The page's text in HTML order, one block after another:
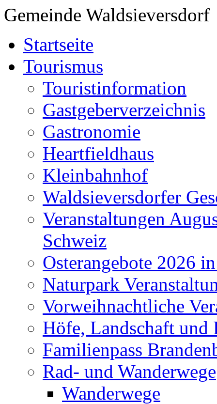
Gemeinde Waldsieversdorf
Startseite
Tourismus
Touristinformation
Gastgeberverzeichnis
Gastronomie
Heartfieldhaus
Kleinbahnhof
Waldsieversdorfer
Veranstaltungen
Schweiz
Osterangebote 2026
Naturpark
Vorweihnachtliche
Höfe, Landschaft und
Familienpass
Rad- und Wanderwege
Wanderwege